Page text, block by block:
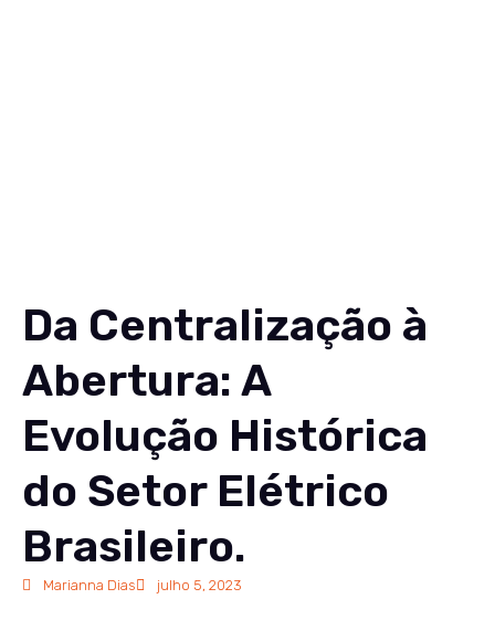
Da Centralização à
Abertura: A
Evolução Histórica
do Setor Elétrico
Brasileiro.
Marianna Dias julho 5, 2023